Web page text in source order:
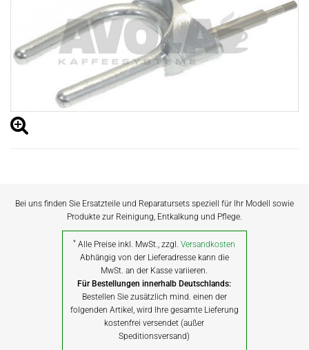
Bei uns finden Sie Ersatzteile und Reparatursets speziell für Ihr Modell sowie
Produkte zur Reinigung, Entkalkung und Pflege.
* Alle Preise inkl. MwSt., zzgl.Versandkosten
Abhängig von der Lieferadresse kann die
MwSt. an der Kasse variieren.
Für Bestellungen innerhalb Deutschlands:
Bestellen Sie zusätzlich mind. einen der
folgenden Artikel, wird Ihre gesamte Lieferung
kostenfrei versendet (außer
Speditionsversand)